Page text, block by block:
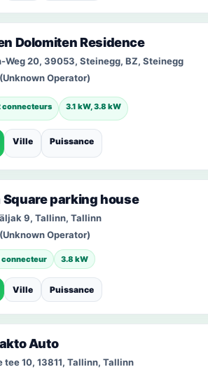
Dolomiten Residence
Weg 20, 39053, Steinegg, BZ, Steinegg
(Unknown Operator)
connecteurs 3.1 kW, 3.8 kW
Ville Puissance
Square parking house
9, Tallinn, Tallinn
(Unknown Operator)
connecteur 3.8 kW
Ville Puissance
Auto
tee 10, 13811, Tallinn, Tallinn